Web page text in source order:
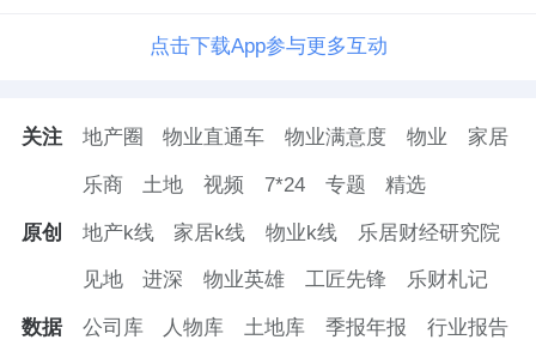
新规产品稀缺。
东小口地块一度被称为“昌平南区域的最后一块
叫板的。
点击下载App参与更多互动
关注 地产圈 物业直通车 物业满意度 物业 家居
乐商 土地 视频 7*24 专题 精选
原创 地产k线 家居k线 物业k线 乐居财经研究院
见地 进深 物业英雄 工匠先锋 乐财札记
数据 公司库 人物库 土地库 季报年报 行业报告